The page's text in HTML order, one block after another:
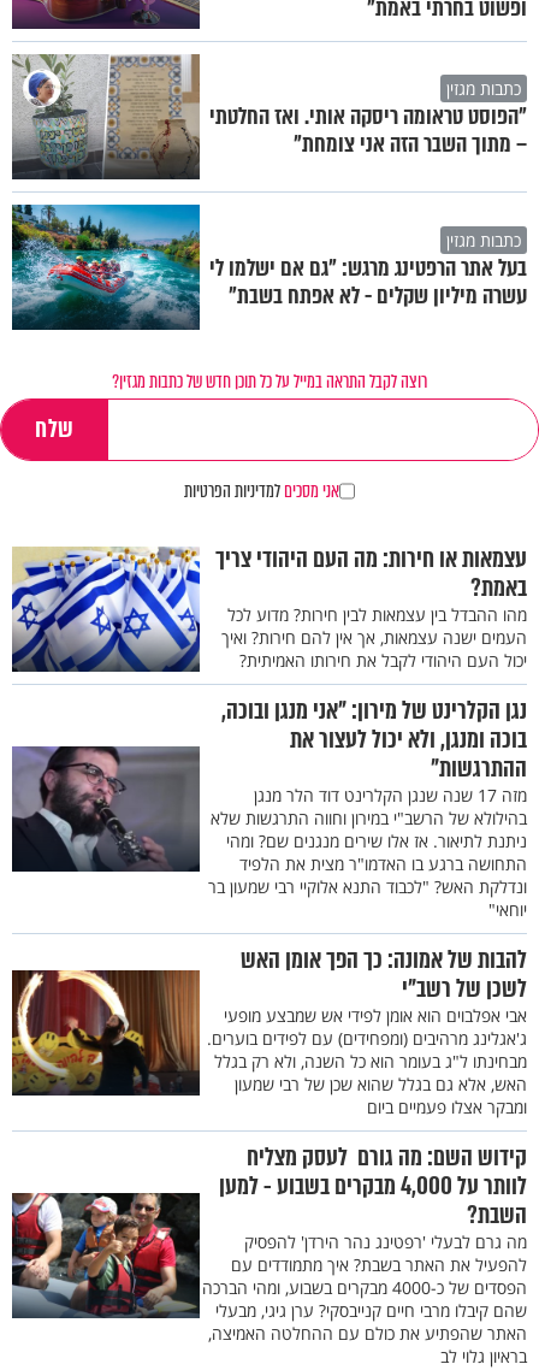
ופשוט בחרתי באמת"
כתבות מגזין
"הפוסט טראומה ריסקה אותי. ואז החלטתי
– מתוך השבר הזה אני צומחת"
כתבות מגזין
בעל אתר הרפטינג מרגש: "גם אם ישלמו לי
עשרה מיליון שקלים - לא אפתח בשבת"
רוצה לקבל התראה במייל על כל תוכן חדש של כתבות מגזין?
אני מסכיםלמדיניות הפרטיות
עצמאות או חירות: מה העם היהודי צריך
באמת?
מהו ההבדל בין עצמאות לבין חירות? מדוע לכל
העמים ישנה עצמאות, אך אין להם חירות? ואיך
יכול העם היהודי לקבל את חירותו האמיתית?
נגן הקלרינט של מירון: "אני מנגן ובוכה,
בוכה ומנגן, ולא יכול לעצור את
ההתרגשות"
מזה 17 שנה שנגן הקלרינט דוד הלר מנגן
בהילולא של הרשב"י במירון וחווה התרגשות שלא
ניתנת לתיאור. אז אלו שירים מנגנים שם? ומהי
התחושה ברגע בו האדמו"ר מצית את הלפיד
ונדלקת האש? "לכבוד התנא אלוקיי רבי שמעון בר
יוחאי"
להבות של אמונה: כך הפך אומן האש
לשכן של רשב"י
אבי אפלבוים הוא אומן לפידי אש שמבצע מופעי
ג'אגלינג מרהיבים (ומפחידים) עם לפידים בוערים.
מבחינתו ל"ג בעומר הוא כל השנה, ולא רק בגלל
האש, אלא גם בגלל שהוא שכן של רבי שמעון
ומבקר אצלו פעמיים ביום
קידוש השם: מה גורם לעסק מצליח
לוותר על 4,000 מבקרים בשבוע - למען
השבת?
מה גרם לבעלי 'רפטינג נהר הירדן' להפסיק
להפעיל את האתר בשבת? איך מתמודדים עם
הפסדים של כ-4000 מבקרים בשבוע, ומהי הברכה
שהם קיבלו מרבי חיים קנייבסקי? ערן גיגי, מבעלי
האתר שהפתיע את כולם עם ההחלטה האמיצה,
בראיון גלוי לב